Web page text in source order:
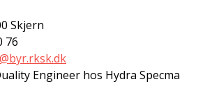
Skjern
76
Engineer hos Hydra Specma